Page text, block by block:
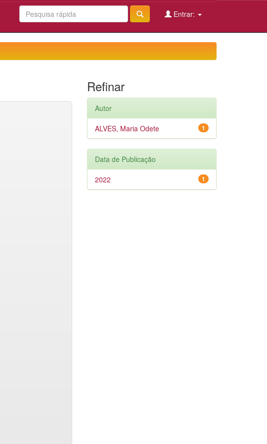
Entrar:
Refinar
Autor
1
ALVES, Maria Odete
Data de Publicação
1
2022